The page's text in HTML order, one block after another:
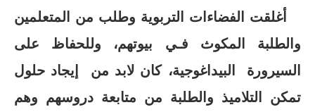
أغلقت الفضاءات التربوية وطلب من المتعلمين
والطلبة المكوث فـي بيوتهم، وللحفاظ على
السيرورة البيداغوجية، كان لابد من إيجاد حلول
تمكن التلاميذ والطلبة من متابعة دروسهم وهم